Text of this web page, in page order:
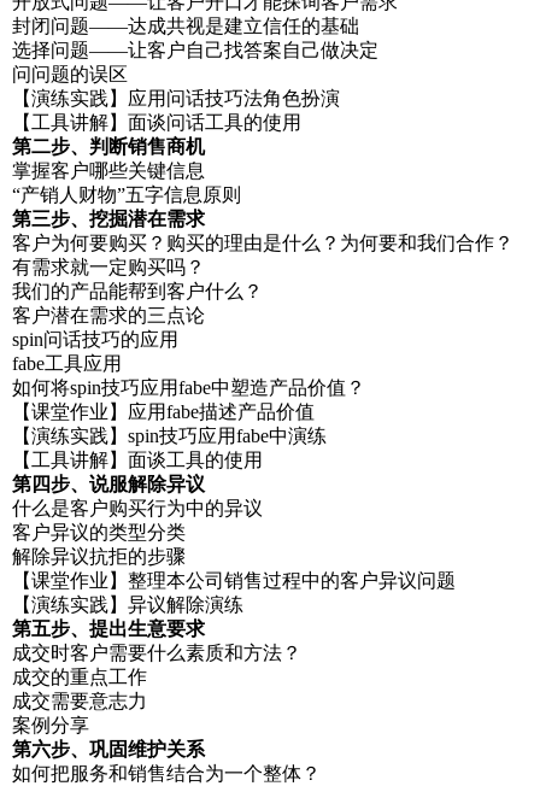
封闭问题——达成共视是建立信任的基础
选择问题——让客户自己找答案自己做决定
问问题的误区
【演练实践】应用问话技巧法角色扮演
【工具讲解】面谈问话工具的使用
第二步、判断销售商机
掌握客户哪些关键信息
“产销人财物”五字信息原则
第三步、挖掘潜在需求
客户为何要购买？购买的理由是什么？为何要和我们合作？
有需求就一定购买吗？
我们的产品能帮到客户什么？
客户潜在需求的三点论
spin问话技巧的应用
fabe工具应用
如何将spin技巧应用fabe中塑造产品价值？
【课堂作业】应用fabe描述产品价值
【演练实践】spin技巧应用fabe中演练
【工具讲解】面谈工具的使用
第四步、说服解除异议
什么是客户购买行为中的异议
客户异议的类型分类
解除异议抗拒的步骤
【课堂作业】整理本公司销售过程中的客户异议问题
【演练实践】异议解除演练
第五步、提出生意要求
成交时客户需要什么素质和方法？
成交的重点工作
成交需要意志力
案例分享
第六步、巩固维护关系
如何把服务和销售结合为一个整体？